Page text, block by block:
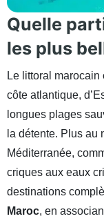
Quelle
les plus
Le littoral
côte atlantique,
longues plages
la détente. Plus au
Méditerranée,
criques aux eaux
destinations
Maroc, en